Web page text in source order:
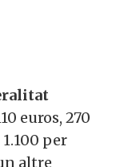
euros, 270
per
altre